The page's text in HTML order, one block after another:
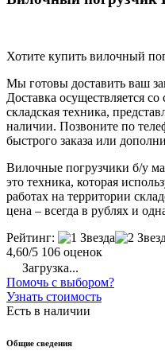
Хотите купить вилочный
Мы готовы доставить ваш
Доставка осуществляется
складская техника,
наличии. Позвоните по
быстрого заказа или
Вилочные погрузчики б/у
это техника, которая
работах на территории
цена – всегда в рублях и
Рейтинг:
4,60/5 106 оценок
Загрузка...
Помочь с выбором?
Узнать стоимость
Есть в наличии
Общие сведения